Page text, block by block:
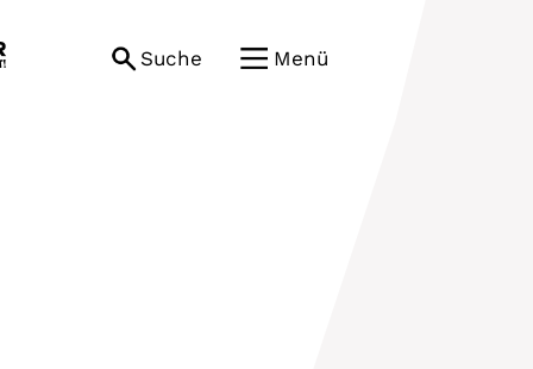
Suche Menü